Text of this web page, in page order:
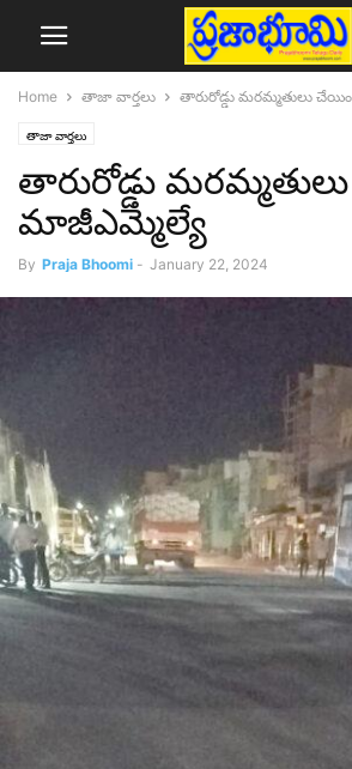
Home తాజా వార్తలు తారురోడ్డు మరమ్మతులు
తాజా వార్తలు
తారురోడ్డు
మాజీఎమ్మెల్యే
By Praja Bhoomi - January 22, 2024